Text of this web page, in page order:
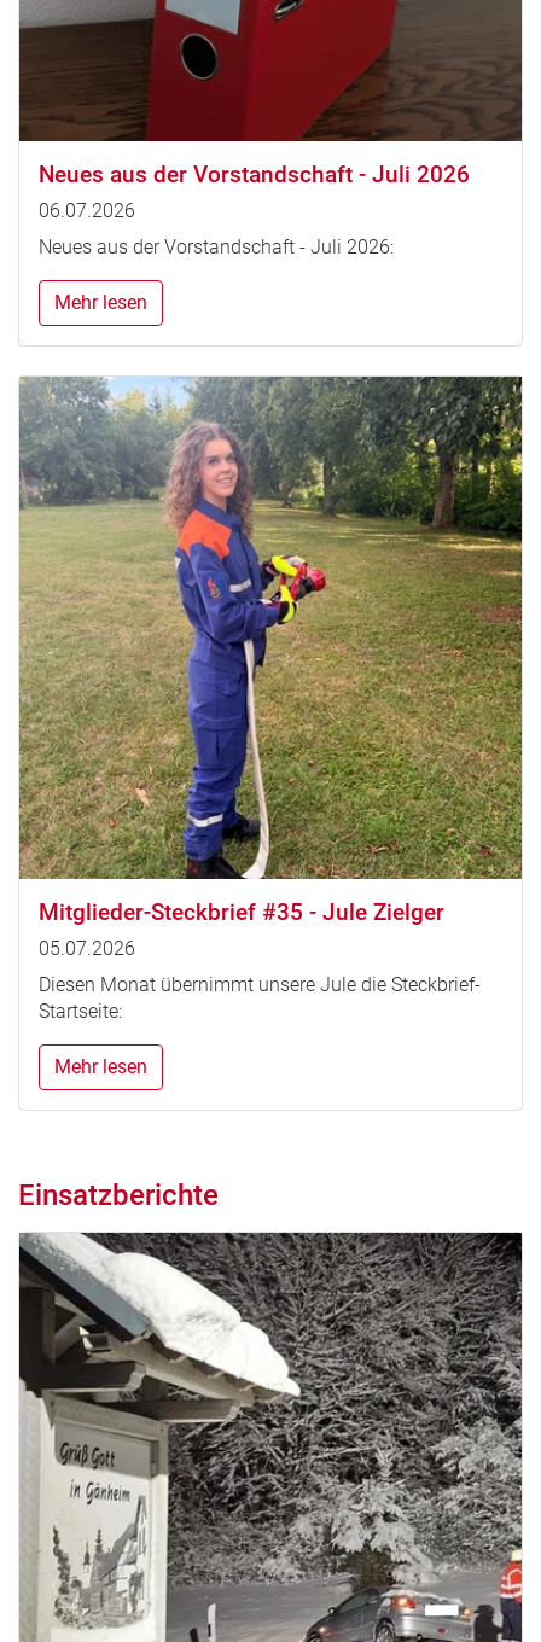
Neues aus der Vorstandschaft - Juli 2026
06.07.2026
Neues aus der Vorstandschaft - Juli 2026:
Mehr lesen
Mitglieder-Steckbrief #35 - Jule Zielger
05.07.2026
Diesen Monat übernimmt unsere Jule die Steckbrief-
Startseite:
Mehr lesen
Einsatzberichte